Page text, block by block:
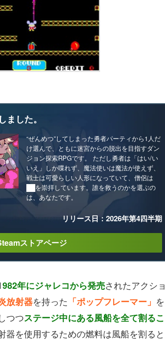
した。
“ぜんめつ”してしまった勇者パーティから1人だ
け選んで、ともに迷宮からの脱出を目指すダン
ジョン探索RPGです。 ただし勇者は「はい/い
いえ」しか喋れず、魔法使いは魔法が使えず、
戦士は可愛らしい人形になっていて、僧侶は
██を崇拝しています。誰を救うのかを選ぶの
は、あなたです。
リリース日：2026年第4四半期
ストアページ
982年にジャレコから発売されたアクショ
放射器を持った 「ポップフレーマー」 を
つつステージ中にある風船を全て割るこ
器を使用するための燃料は風船を割ると